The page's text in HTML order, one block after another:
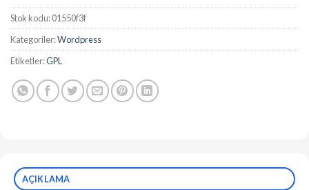
Stok kodu:01550f3f
Kategoriler:Wordpress
Etiketler:GPL
AÇIKLAMA